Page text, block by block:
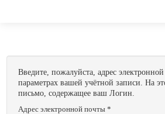
Certificates
ОБОРУДОВАНИЕ
Введите, пожалуйста, адрес
параметрах вашей учётной записи. На
письмо, содержащее ваш Логин.
Адрес электронной почты *